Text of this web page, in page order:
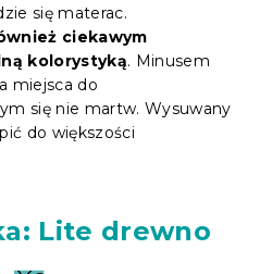
się materac.
ciekawym
kolorystyką. Minusem
miejsca do
się nie martw. Wysuwany
do większości
Lite drewno